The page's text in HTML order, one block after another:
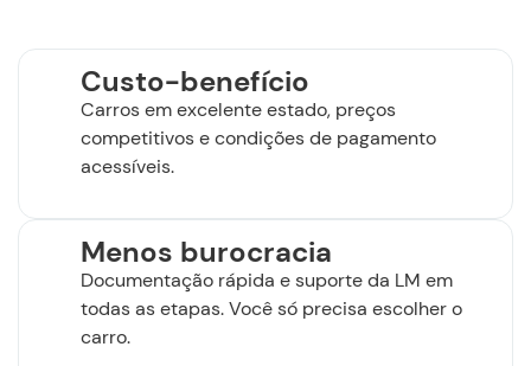
Custo-benefício
Carros em excelente estado, preços
competitivos e condições de pagamento
acessíveis.
Menos burocracia
Documentação rápida e suporte da LM em
todas as etapas. Você só precisa escolher o
carro.